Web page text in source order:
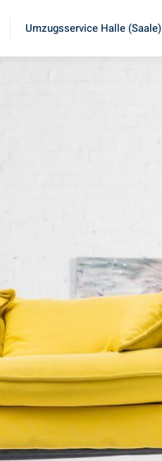
Umzugsservice Halle (Saale)